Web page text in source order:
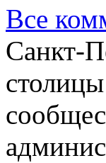
Все
Санкт-